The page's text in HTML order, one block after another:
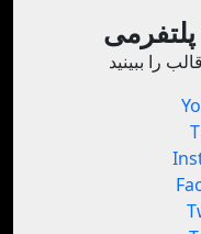
را ببینید